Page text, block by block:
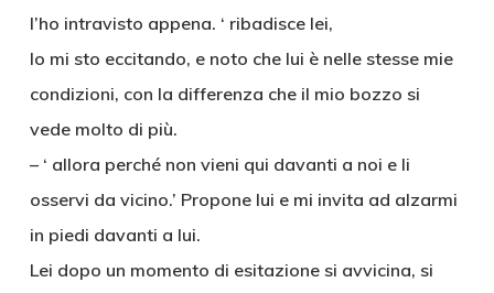
l’ho intravisto appena. ‘ ribadisce lei,
Io mi sto eccitando, e noto che lui è nelle stesse mie
condizioni, con la differenza che il mio bozzo si
vede molto di più.
– ‘ allora perché non vieni qui davanti a noi e li
osservi da vicino.’ Propone lui e mi invita ad alzarmi
in piedi davanti a lui.
Lei dopo un momento di esitazione si avvicina, si